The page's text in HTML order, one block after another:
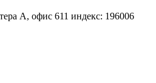
А, офис 611 индекс: 196006